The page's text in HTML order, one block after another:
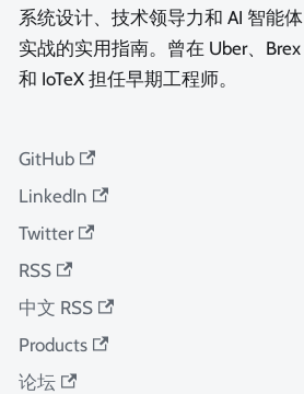
系统设计、技术领导力和 AI 智能体
实战的实用指南。曾在 Uber、Brex
和 IoTeX 担任早期工程师。
GitHub
LinkedIn
Twitter
RSS
中文 RSS
Products
论坛